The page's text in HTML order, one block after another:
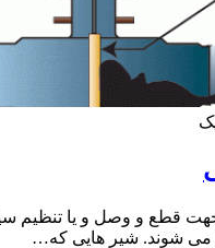
و وصل و یا تنظیم سیال
شیر هایی که…